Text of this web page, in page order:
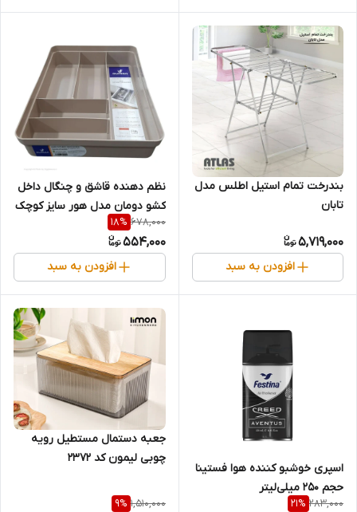
بندرخت تمام استیل اطلس مدل
تابان
5,719,000
افزودن به سبد
نظم دهنده قاشق و چنگال داخل
کشو دومان مدل هور سایز کوچک
678,000
18%
554,000
افزودن به سبد
اسپری خوشبو کننده هوا فستینا
حجم ۲۵۰ میلی‌لیتر
283,000
21%
جعبه دستمال مستطیل رویه
چوبی لیمون کد 2372
1,510,000
9%